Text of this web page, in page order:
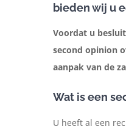
bieden wij u
Voordat u
second opinion
aanpak van de
Wat is een
U heeft al een